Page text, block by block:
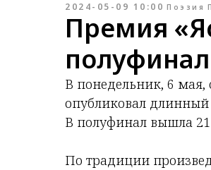
2024-05-09 10:00 Поэзия
Премия
В понедельник, 6 мая,
опубликовал длинный
В полуфинал вышла 21
По традиции